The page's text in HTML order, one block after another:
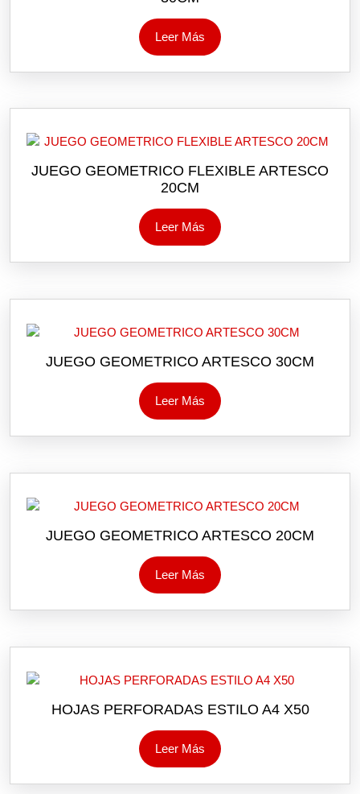
Leer Más
JUEGO GEOMETRICO FLEXIBLE ARTESCO
20CM
Leer Más
JUEGO GEOMETRICO ARTESCO 30CM
Leer Más
JUEGO GEOMETRICO ARTESCO 20CM
Leer Más
HOJAS PERFORADAS ESTILO A4 X50
Leer Más